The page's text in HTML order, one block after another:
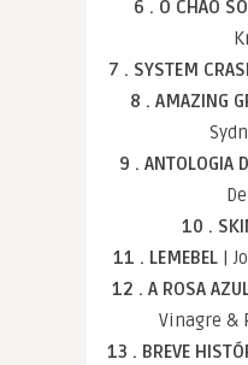
6 . O CHÃO
7 . SYSTEM
8 . AMAZING
9 . ANTOLOGIA
10 .
11 . LEMEBEL |
12 . A ROSA
Vinagre &
13 . BREVE